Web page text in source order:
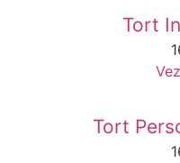
Tort
Tort